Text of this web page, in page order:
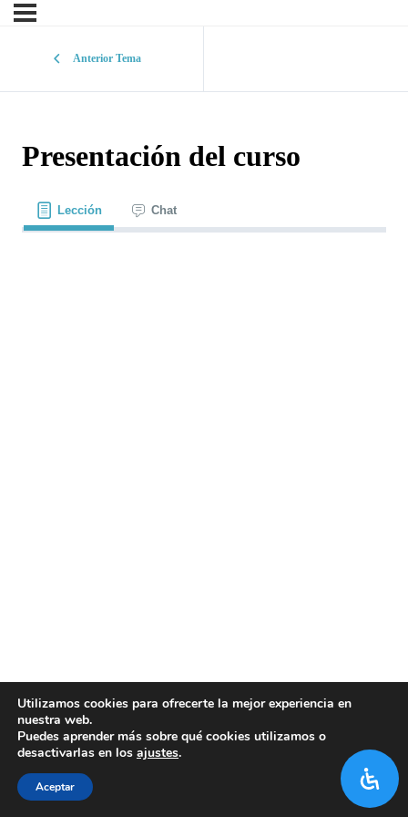
Anterior Tema
Presentación del curso
Lección Chat
Utilizamos cookies para ofrecerte la mejor experiencia en
nuestra web.
Puedes aprender más sobre qué cookies utilizamos o
desactivarlas en los ajustes.
Aceptar